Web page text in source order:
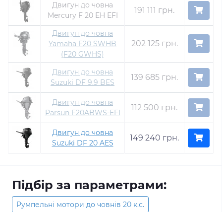
Двигун до човна
Mercury F 20 EH EFI
191 111 грн.
Двигун до човна
Yamaha F20 SWHB
(F20 GWHS)
202 125 грн.
Двигун до човна
Suzuki DF 9.9 BES
139 685 грн.
Двигун до човна
Parsun F20ABWS-EFI
112 500 грн.
Двигун до човна
Suzuki DF 20 AES
149 240 грн.
Підбір за параметрами:
Румпельні мотори до човнів 20 к.с.